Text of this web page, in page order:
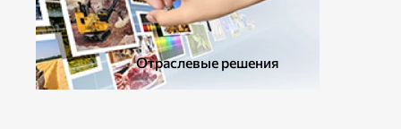
Отраслевые решения